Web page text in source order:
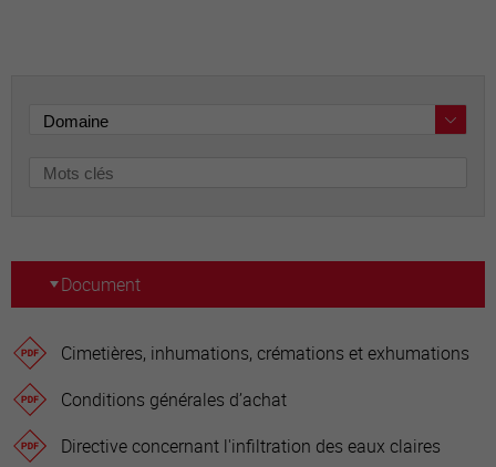
Document
Cimetières, inhumations, crémations et exhumations
Conditions générales d’achat
Directive concernant l'infiltration des eaux claires